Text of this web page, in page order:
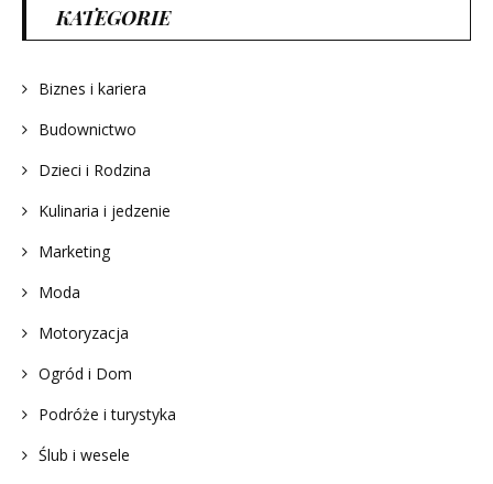
KATEGORIE
Biznes i kariera
Budownictwo
Dzieci i Rodzina
Kulinaria i jedzenie
Marketing
Moda
Motoryzacja
Ogród i Dom
Podróże i turystyka
Ślub i wesele